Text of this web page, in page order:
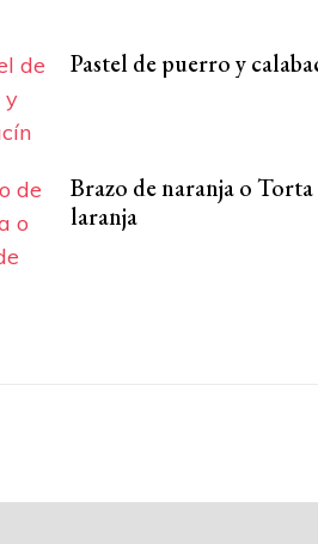
Pastel de puerro y
Brazo de naranja o Torta
laranja